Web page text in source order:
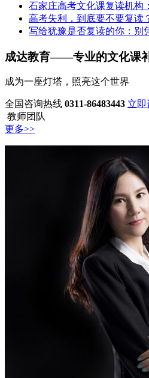
石家庄高考文化课复读机构
高考失利，到底要不要复读
写给犹豫是否复读的你：别
成达教育——专业的文化课
成为一座灯塔，照亮这个世界
全国咨询热线 0311-86483443 立即
教师团队
更多>>